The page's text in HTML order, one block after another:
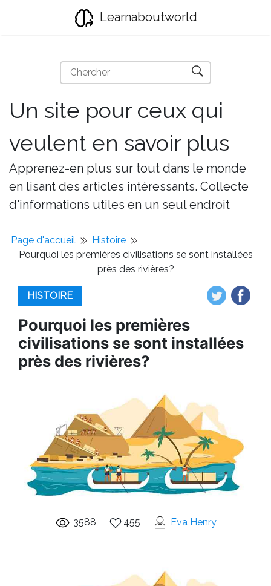
Learnaboutworld
Un site pour ceux qui
veulent en savoir plus
Apprenez-en plus sur tout dans le monde
en lisant des articles intéressants. Collecte
d'informations utiles en un seul endroit
Page d'accueil
Histoire
Pourquoi les premières civilisations se sont installées
près des rivières?
HISTOIRE
Pourquoi les premières
civilisations se sont installées
près des rivières?
3588 455 Eva Henry